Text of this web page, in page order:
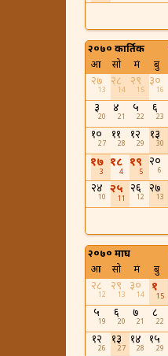
२०७० कार्तिक
आ सो मं बु
२७
13
२८
14
२९
15
३०
16
३
20
४
21
५
22
६
23
१०
27
११
28
१२
29
१३
30
१७
3
१८
4
१९
5
२०
6
२४
10
२५
11
२६
12
२७
13
२०७० माघ
आ सो मं बु
२८
12
२९
13
३०
14
१
15
५
19
६
20
७
21
८
22
१२
26
१३
27
१४
28
१५
29